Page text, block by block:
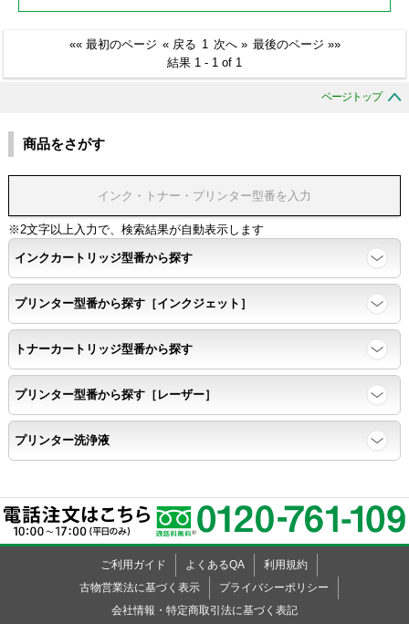
«« 最初のページ « 戻る 1 次へ » 最後のページ »»
結果 1 - 1 of 1
ページトップ
商品をさがす
※2文字以上入力で、検索結果が自動表示します
インクカートリッジ型番から探す
プリンター型番から探す［インクジェット］
トナーカートリッジ型番から探す
プリンター型番から探す［レーザー］
プリンター洗浄液
ご利用ガイド よくあるQA
利用規約
古物営業法に基づく表示
プライバシーポリシー
会社情報・特定商取引法に基づく表記